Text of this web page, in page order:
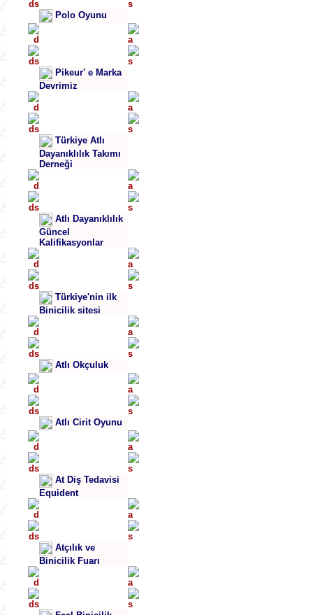
Polo Oyunu
Pikeur' e Marka
Devrimiz
Türkiye Atlı
Dayanıklılık Takımı
Derneği
Atlı Dayanıklılık
Güncel
Kalifikasyonlar
Türkiye'nin ilk
Binicilik sitesi
Atlı Okçuluk
Atlı Cirit Oyunu
At Diş Tedavisi
Equident
Atçılık ve
Binicilik Fuarı